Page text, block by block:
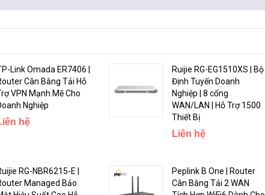
RB4011iGS+RM
ARM 32bit
AL21400
1400 MHz
Link Omada ER7406 |
Cân Bằng Tải Hỗ
VPN Mạnh Mẽ Cho
Nghiệp
hệ
Ruijie RG-EG1510XS | Bộ
Định Tuyến Doanh
Nghiệp | 8 cổng
WAN/LAN | Hỗ Trợ 1500
Thiết Bị
Liên hệ
RG-NBR6215-E |
Managed Bảo
Peplink B One | Router
Cân Bằng Tải 2 WAN